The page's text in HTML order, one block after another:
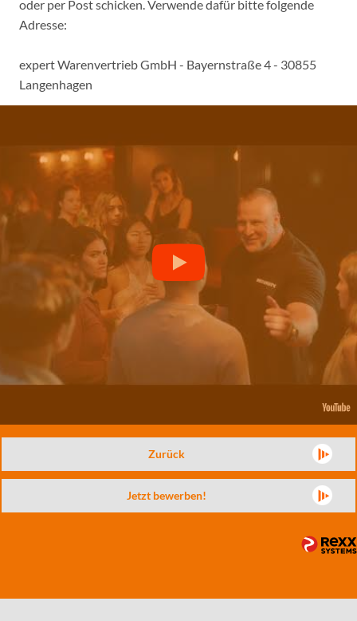
oder per Post schicken. Verwende dafür bitte folgende
Adresse:
expert Warenvertrieb GmbH - Bayernstraße 4 - 30855
Langenhagen
Zurück
Jetzt bewerben!